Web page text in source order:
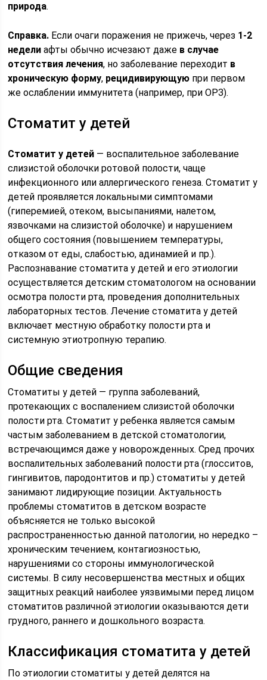
природа.
Справка. Если очаги поражения не прижечь, через 1-2
недели афты обычно исчезают даже в случае
отсутствия лечения, но заболевание переходит в
хроническую форму, рецидивирующую при первом
же ослаблении иммунитета (например, при ОРЗ).
Стоматит у детей
Стоматит у детей — воспалительное заболевание
слизистой оболочки ротовой полости, чаще
инфекционного или аллергического генеза. Стоматит у
детей проявляется локальными симптомами
(гиперемией, отеком, высыпаниями, налетом,
язвочками на слизистой оболочке) и нарушением
общего состояния (повышением температуры,
отказом от еды, слабостью, адинамией и пр.).
Распознавание стоматита у детей и его этиологии
осуществляется детским стоматологом на основании
осмотра полости рта, проведения дополнительных
лабораторных тестов. Лечение стоматита у детей
включает местную обработку полости рта и
системную этиотропную терапию.
Общие сведения
Стоматиты у детей — группа заболеваний,
протекающих с воспалением слизистой оболочки
полости рта. Стоматит у ребенка является самым
частым заболеванием в детской стоматологии,
встречающимся даже у новорожденных. Сред прочих
воспалительных заболеваний полости рта (глосситов,
гингивитов, пародонтитов и пр.) стоматиты у детей
занимают лидирующие позиции. Актуальность
проблемы стоматитов в детском возрасте
объясняется не только высокой
распространенностью данной патологии, но нередко –
хроническим течением, контагиозностью,
нарушениями со стороны иммунологической
системы. В силу несовершенства местных и общих
защитных реакций наиболее уязвимыми перед лицом
стоматитов различной этиологии оказываются дети
грудного, раннего и дошкольного возраста.
Классификация стоматита у детей
По этиологии стоматиты у детей делятся на